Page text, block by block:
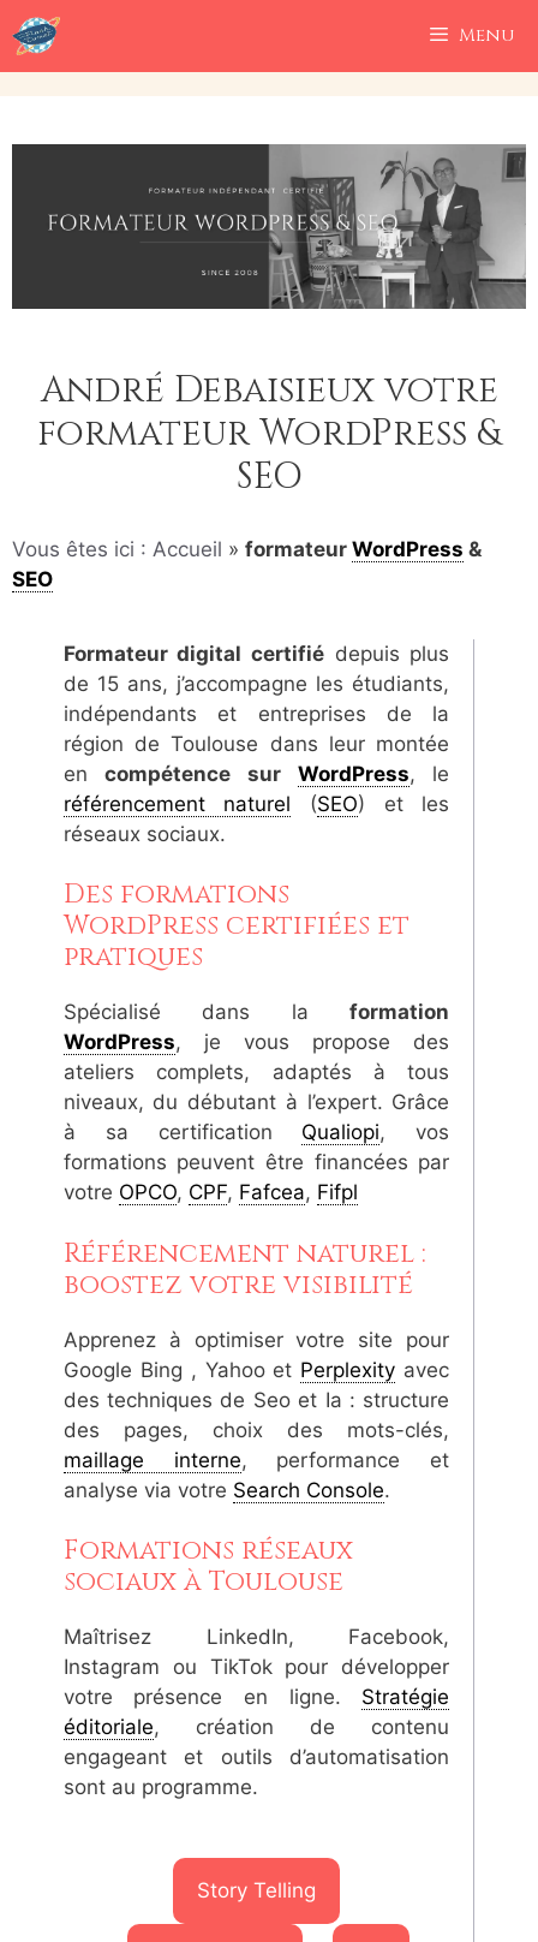
Aller
au
contenu
Menu
André Debaisieux votre
formateur WordPress &
SEO
Vous êtes ici : Accueil » formateur WordPress &
SEO
Formateur digital certifié depuis plus
de 15 ans, j’accompagne les étudiants,
indépendants et entreprises de la
région de Toulouse dans leur montée
encompétence sur WordPress, le
référencement naturel (SEO) et les
réseaux sociaux.
Des formations
WordPress certifiées et
pratiques
Spécialisé dans laformation
WordPress, je vous propose des
ateliers complets, adaptés à tous
niveaux, du débutant à l’expert. Grâce
à sa certification Qualiopi, vos
formations peuvent être financées par
votre OPCO, CPF, Fafcea, Fifpl
Référencement naturel :
boostez votre visibilité
Apprenez à optimiser votre site pour
Google Bing , Yahoo et Perplexity avec
des techniques de Seo et Ia : structure
des pages, choix des mots-clés,
maillage interne, performance et
analyse via votre Search Console.
Formations réseaux
sociaux à Toulouse
Maîtrisez LinkedIn, Facebook,
Instagram ou TikTok pour développer
votre présence en ligne. Stratégie
éditoriale, création de contenu
engageant et outils d’automatisation
sont au programme.
Story Telling